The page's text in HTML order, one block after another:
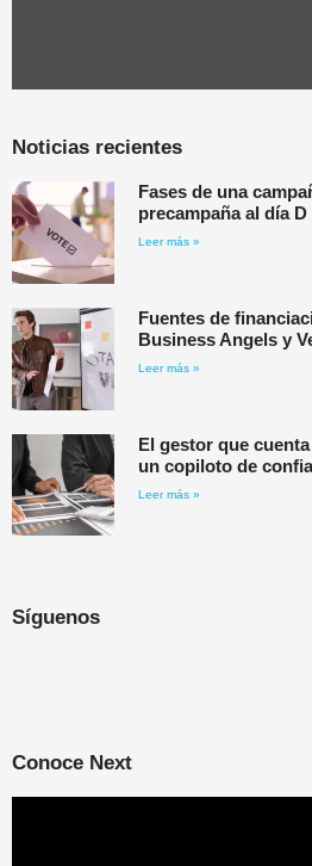
Noticias recientes
Fases de una
precampaña al día D
Leer más »
Fuentes de
Business Angels y
Leer más »
El gestor que
un copiloto de
Leer más »
Síguenos
Conoce Next